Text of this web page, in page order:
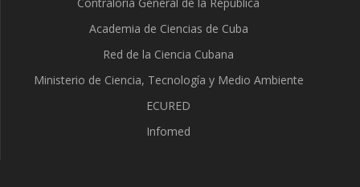
Academia de Ciencias de Cuba
Red de la Ciencia Cubana
Ministerio de Ciencia, Tecnología y Medio Ambiente
ECURED
Infomed